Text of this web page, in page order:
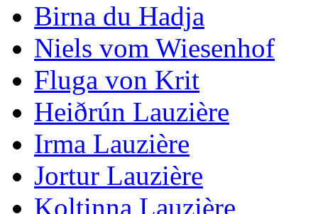
Birna du Hadja
Niels vom Wiesenhof
Fluga von Krit
Heiðrún Lauzière
Irma Lauzière
Jortur Lauzière
Koltinna Lauzière